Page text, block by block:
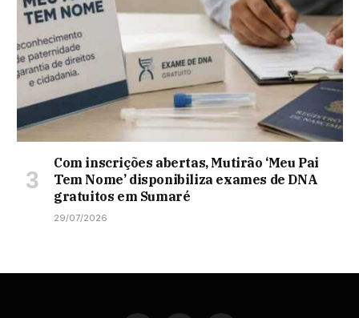
Com inscrições abertas, Mutirão ‘Meu Pai
Tem Nome’ disponibiliza exames de DNA
gratuitos em Sumaré
29/07/2026